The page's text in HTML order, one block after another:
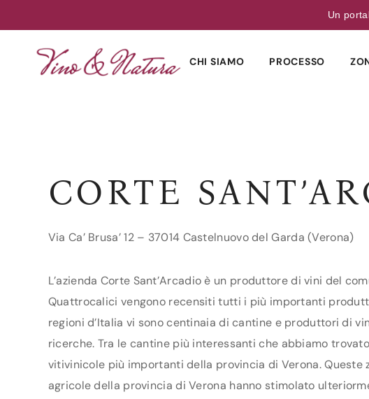
Un
CHI SIAMO PROCESSO
CORTE
Via Ca’ Brusa’ 12 – 37014 Castelnuovo del Garda (Verona)
L’azienda Corte Sant’Arcadio è un produttore di vini del
Quattrocalici vengono recensiti tutti i più importanti
regioni d’Italia vi sono centinaia di cantine e produttori di
ricerche. Tra le cantine più interessanti che abbiamo
vitivinicole più importanti della provincia di Verona.
agricole della provincia di Verona hanno stimolato